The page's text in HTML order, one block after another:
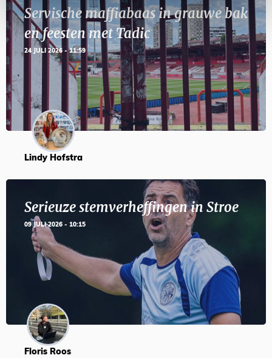
Servische maffiabaas in grauwe bak
en feesten met Tadic
24 JULI 2026 - 11:59
Lindy Hofstra
Serieuze stemverheffingen in Stroe
09 JULI 2026 - 10:15
Floris Roos